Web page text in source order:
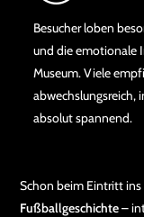
Besucher loben
und die emotionale
Museum. Viele
abwechslungsreich,
absolut spannend.
Schon beim Eintritt ins
Fußballgeschichte–